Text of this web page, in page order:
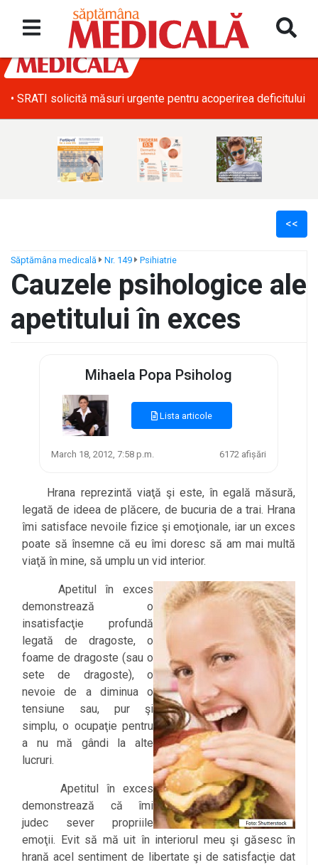
• SRATI solicită măsuri urgente pentru acoperirea deficitului
<<
Săptămâna medicală Nr. 149 Psihiatrie
Cauzele psihologice ale
apetitului în exces
Mihaela Popa Psiholog
Lista articole
March 18, 2012, 7:58 p.m. 6172 afișări
Hrana reprezintă viaţă şi este, în egală măsură,
legată de ideea de plăcere, de bucuria de a trai. Hrana
îmi satisface nevoile fizice şi emoţionale, iar un exces
poate să însemne că eu îmi doresc să am mai multă
viaţă în mine, să umplu un vid interior.
Apetitul în exces
demonstrează o
insatisfacţie profundă
legată de dragoste, o
foame de dragoste (sau o
sete de dragoste), o
nevoie de a diminua o
tensiune sau, pur şi
simplu, o ocupaţie pentru
a nu mă gândi la alte
lucruri.
Apetitul în exces
demonstrează că îmi
judec sever propriile
emoţii. Evit să mă uit în interiorul meu şi găsesc în
hrană acel sentiment de libertate şi de satisfacţie dat